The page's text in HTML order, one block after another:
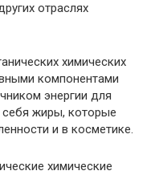
отраслях
химических
компонентами
энергии для
жиры, которые
и в косметике.
химические